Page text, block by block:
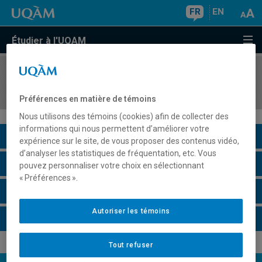
FR EN
Étudier à l'UQAM
COURS//
Description du cours
Horaire - Été 2026
Préférences en matière de témoins
Nous utilisons des témoins (cookies) afin de collecter des
informations qui nous permettent d’améliorer votre
expérience sur le site, de vous proposer des contenus vidéo,
d’analyser les statistiques de fréquentation, etc. Vous
pouvez personnaliser votre choix en sélectionnant
« Préférences ».
Tout refuser
Autoriser les témoins